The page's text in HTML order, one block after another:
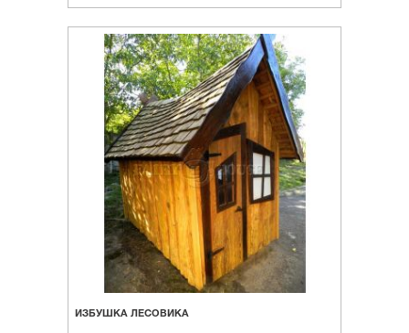
ИЗБУШКА ЛЕСОВИКА